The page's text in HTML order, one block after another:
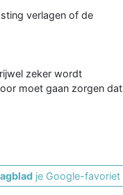
verlagen of de
zeker wordt
moet gaan zorgen dat
je Google-favoriet